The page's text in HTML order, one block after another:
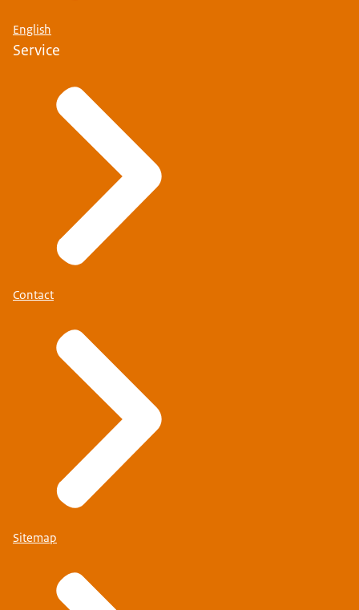
Zorg ervoor dat je paspoort, visum en
identiteitskaart geldig zijn. Sommige landen
eisen een langere geldigheidsduur dan je
verblijf.
Als je met een minderjarig kind reist, heb je
toestemming nodig van ouders of voogden.
Gebruik het toestemmingsformulier via onze
website om dit aan te tonen.
Check of je openstaande boetes hebt om
onnodige oponthoud. Geniet van je avontuur en
een veilige reis!
English
Service
Contact
Sitemap